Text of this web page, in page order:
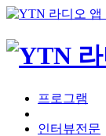
프로그램
인터뷰전문